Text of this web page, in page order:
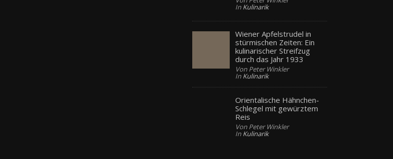
In Kulinarik
Wiener Apfelstrudel in
stürmischen Zeiten: Ein
kulinarischer Streifzug
durch das Jahr 1933
Von Peter Winkler
In Kulinarik
Orientalische Hähnchen-
Schlegel mit gewürztem
Reis
Von Peter Winkler
In Kulinarik